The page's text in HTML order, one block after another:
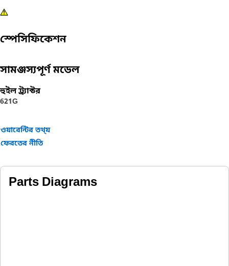
স্পেসিফিকেশন
সামঞ্জস্যপূর্ণ মডেল
হুইল ট্র্যাক্টর
621G
ওয়ারেন্টির তথ্য়
ফেরতের নীতি
Parts Diagrams